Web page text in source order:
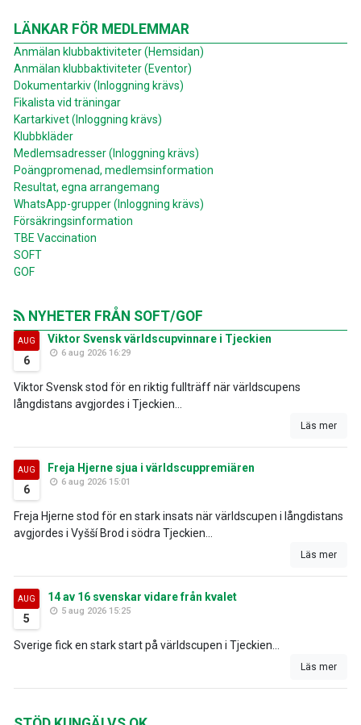
LÄNKAR FÖR MEDLEMMAR
Anmälan klubbaktiviteter (Hemsidan)
Anmälan klubbaktiviteter (Eventor)
Dokumentarkiv (Inloggning krävs)
Fikalista vid träningar
Kartarkivet (Inloggning krävs)
Klubbkläder
Medlemsadresser (Inloggning krävs)
Poängpromenad, medlemsinformation
Resultat, egna arrangemang
WhatsApp-grupper (Inloggning krävs)
Försäkringsinformation
TBE Vaccination
SOFT
GOF
NYHETER FRÅN SOFT/GOF
AUG
6
Viktor Svensk världscupvinnare i Tjeckien
6 aug 2026 16:29
Viktor Svensk stod för en riktig fullträff när världscupens
långdistans avgjordes i Tjeckien...
Läs mer
AUG
6
Freja Hjerne sjua i världscuppremiären
6 aug 2026 15:01
Freja Hjerne stod för en stark insats när världscupen i långdistans
avgjordes i Vyšší Brod i södra Tjeckien...
Läs mer
AUG
5
14 av 16 svenskar vidare från kvalet
5 aug 2026 15:25
Sverige fick en stark start på världscupen i Tjeckien...
Läs mer